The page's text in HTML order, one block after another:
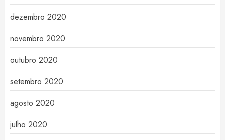
dezembro 2020
novembro 2020
outubro 2020
setembro 2020
agosto 2020
julho 2020